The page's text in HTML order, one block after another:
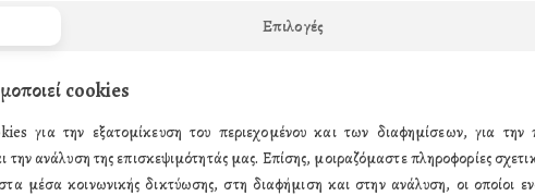
Επιλογές
cookies
για την εξατομίκευση του περιεχομένου και των διαφημίσεων, για
την ανάλυση της επισκεψιμότητάς μας. Επίσης, μοιραζόμαστε πληροφορίες
μέσα κοινωνικής δικτύωσης, στη διαφήμιση και στην ανάλυση, οι οποίοι